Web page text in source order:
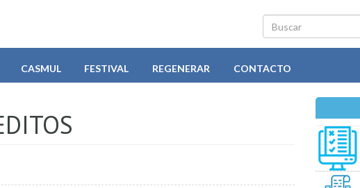
Buscar
CASMUL FESTIVAL REGENERAR CONTACTO